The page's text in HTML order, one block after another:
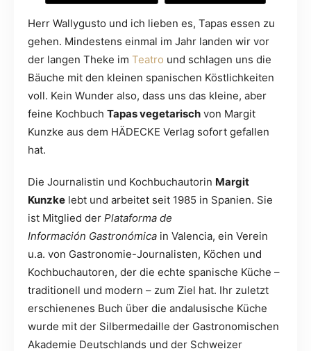
Herr Wallygusto und ich lieben es, Tapas essen zu
gehen. Mindestens einmal im Jahr landen wir vor
der langen Theke im Teatro und schlagen uns die
Bäuche mit den kleinen spanischen Köstlichkeiten
voll. Kein Wunder also, dass uns das kleine, aber
feine Kochbuch Tapas vegetarisch von Margit
Kunzke aus dem HÄDECKE Verlag sofort gefallen
hat.
Die Journalistin und Kochbuchautorin Margit
Kunzke lebt und arbeitet seit 1985 in Spanien. Sie
ist Mitglied der Plataforma de
Información Gastronómica in Valencia, ein Verein
u.a. von Gastronomie-Journalisten, Köchen und
Kochbuchautoren, der die echte spanische Küche –
traditionell und modern – zum Ziel hat. Ihr zuletzt
erschienenes Buch über die andalusische Küche
wurde mit der Silbermedaille der Gastronomischen
Akademie Deutschlands und der Schweizer